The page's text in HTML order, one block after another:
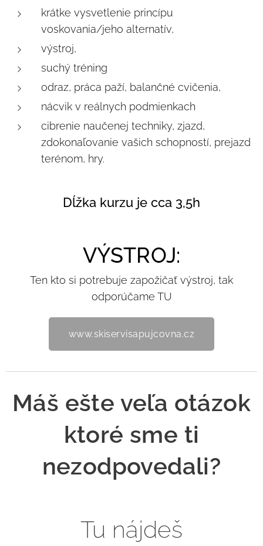
krátke vysvetlenie princípu
voskovania/jeho alternatív,
výstroj,
suchý tréning
odraz, práca paží, balančné cvičenia,
nácvik v reálnych podmienkach
cibrenie naučenej techniky, zjazd,
zdokonaľovanie vašich schopností, prejazd
terénom, hry.
Dĺžka kurzu je cca 3,5h
VÝSTROJ:
Ten kto si potrebuje zapožičať výstroj, tak
odporúčame TU
www.skiservisapujcovna.cz
Máš ešte veľa otázok
ktoré sme ti
nezodpovedali?
Tu nájdeš